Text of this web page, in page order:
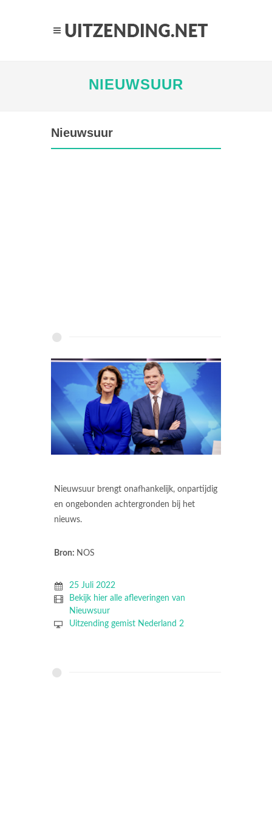
NIEUWSUUR
Nieuwsuur
Nieuwsuur brengt onafhankelijk, onpartijdig
en ongebonden achtergronden bij het
nieuws.
Bron: NOS
25 Juli 2022
Bekijk hier alle afleveringen van
Nieuwsuur
Uitzending gemist Nederland 2